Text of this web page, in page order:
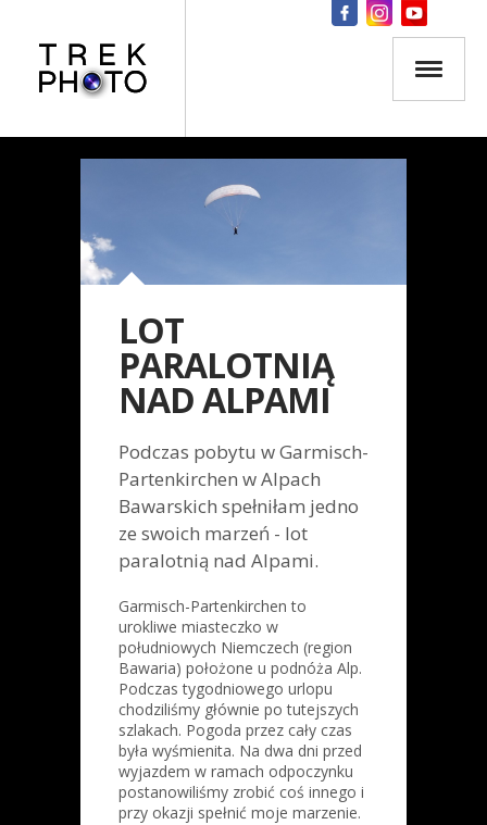
LOT
PARALOTNIĄ
NAD ALPAMI
Podczas pobytu w Garmisch-
Partenkirchen w Alpach
Bawarskich spełniłam jedno
ze swoich marzeń - lot
paralotnią nad Alpami.
Garmisch-Partenkirchen to
urokliwe miasteczko w
południowych Niemczech (region
Bawaria) położone u podnóża Alp.
Podczas tygodniowego urlopu
chodziliśmy głównie po tutejszych
szlakach. Pogoda przez cały czas
była wyśmienita. Na dwa dni przed
wyjazdem w ramach odpoczynku
postanowiliśmy zrobić coś innego i
przy okazji spełnić moje marzenie.